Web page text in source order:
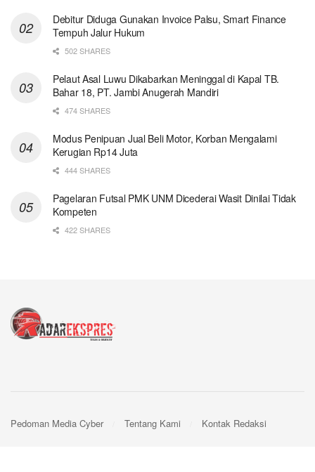
Debitur Diduga Gunakan Invoice Palsu, Smart Finance
Tempuh Jalur Hukum
502 SHARES
Pelaut Asal Luwu Dikabarkan Meninggal di Kapal TB.
Bahar 18, PT. Jambi Anugerah Mandiri
474 SHARES
Modus Penipuan Jual Beli Motor, Korban Mengalami
Kerugian Rp14 Juta
444 SHARES
Pagelaran Futsal PMK UNM Dicederai Wasit Dinilai Tidak
Kompeten
422 SHARES
Pedoman Media Cyber Tentang Kami Kontak Redaksi